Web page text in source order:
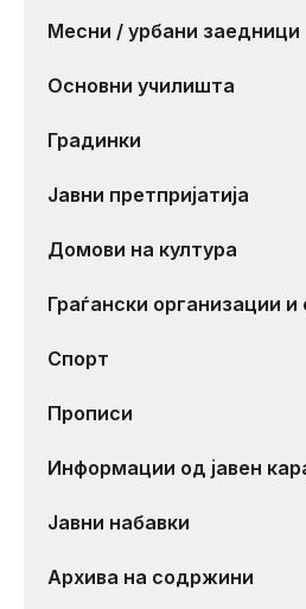
Месни / урбани заедници
Основни училишта
Градинки
Јавни претпријатија
Домови на култура
Граѓански организации
Спорт
Прописи
Информации од јавен
Јавни набавки
Архива на содржини